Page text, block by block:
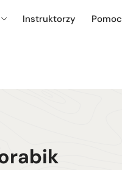
Instruktorzy Pomoc